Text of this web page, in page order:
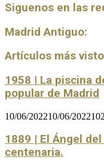
Siguenos en las
Madrid Antiguo:
Artículos más
1958 | La piscina
popular de Madrid
10/06/202210/06/2022
1889 | El Ángel
centenaria.